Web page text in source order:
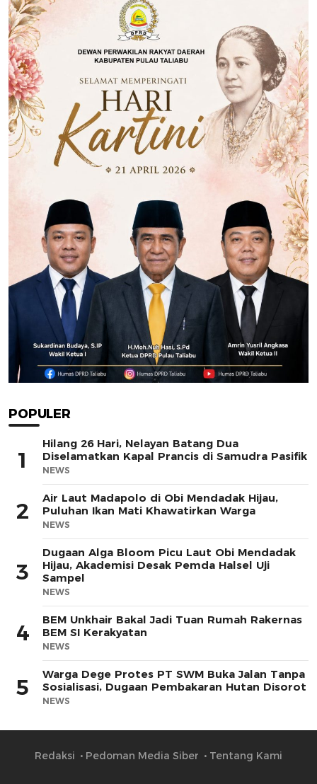
POPULER
1
Hilang 26 Hari, Nelayan Batang Dua
Diselamatkan Kapal Prancis di Samudra Pasifik
NEWS
2
Air Laut Madapolo di Obi Mendadak Hijau,
Puluhan Ikan Mati Khawatirkan Warga
NEWS
3
Dugaan Alga Bloom Picu Laut Obi Mendadak
Hijau, Akademisi Desak Pemda Halsel Uji
Sampel
NEWS
4
BEM Unkhair Bakal Jadi Tuan Rumah Rakernas
BEM SI Kerakyatan
NEWS
5
Warga Dege Protes PT SWM Buka Jalan Tanpa
Sosialisasi, Dugaan Pembakaran Hutan Disorot
NEWS
Redaksi Pedoman Media Siber Tentang Kami